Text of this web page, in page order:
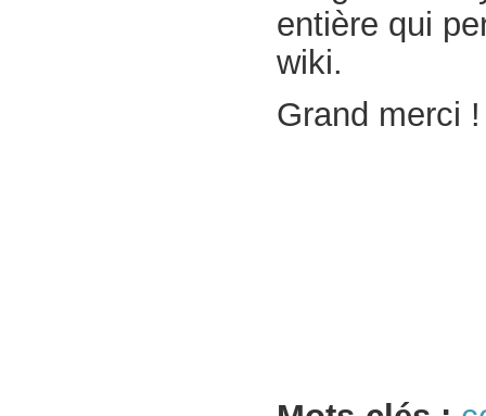
entière qui
wiki.
Grand merci !